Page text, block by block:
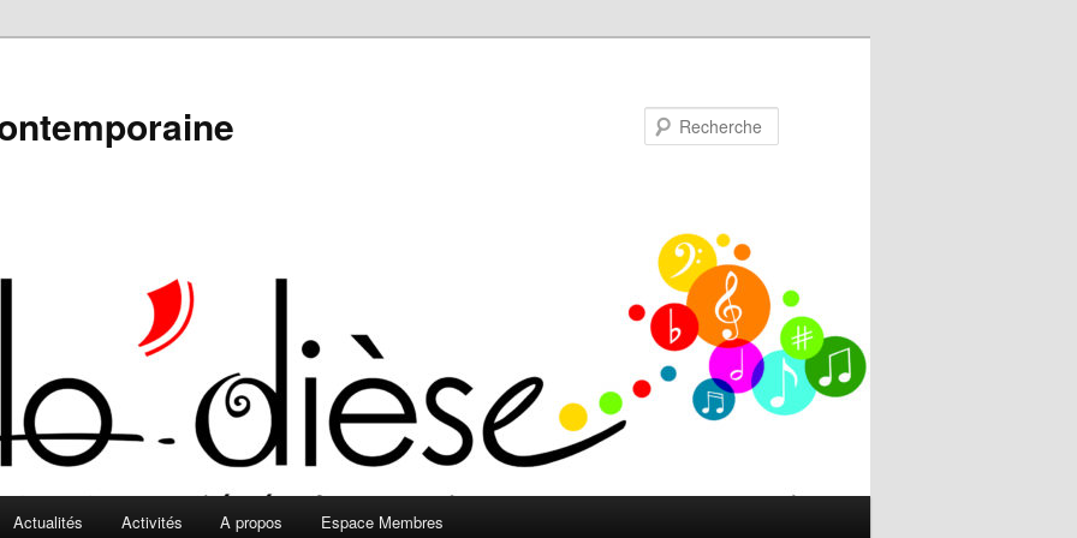
Actualités Activités A propos Espace Membres